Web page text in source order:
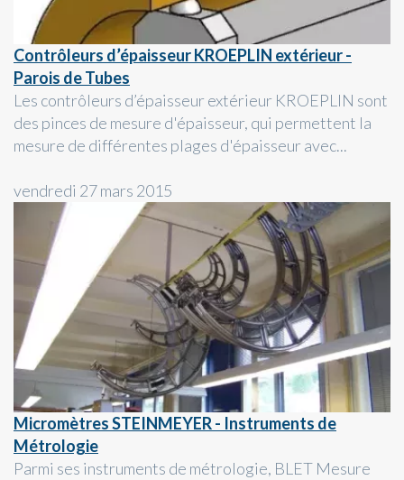
Contrôleurs d’épaisseur KROEPLIN extérieur -
Parois de Tubes
Les contrôleurs d’épaisseur extérieur KROEPLIN sont
des pinces de mesure d'épaisseur, qui permettent la
mesure de différentes plages d'épaisseur avec...
vendredi 27 mars 2015
Micromètres STEINMEYER - Instruments de
Métrologie
Parmi ses instruments de métrologie, BLET Mesure